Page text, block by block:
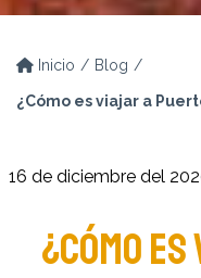
Inicio Blog
¿Cómo es viajar a
16 de diciembre del
¿CÓMO